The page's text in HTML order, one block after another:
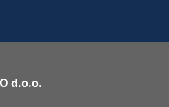
d.o.o.